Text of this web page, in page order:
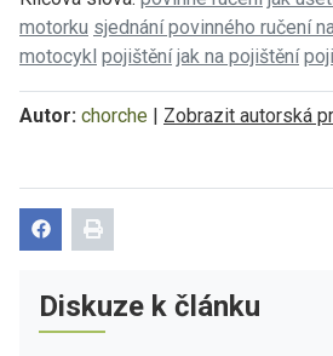
motorku sjednání povinného ručení
motocykl pojištění jak na pojištění
Autor: chorche | Zobrazit autorská
Diskuze k článku